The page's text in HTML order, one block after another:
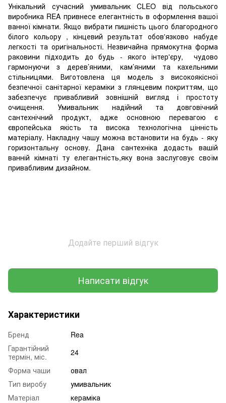
Унікальний сучасний умивальник CLEO від польського
виробника REA привнесе елегантність в оформлення вашої
ванної кімнати. Якщо вибрати пишність цього благородного
білого кольору , кінцевий результат обов'язково набуде
легкості та оригінальності. Незвичайна прямокутна форма
раковини підходить до будь - якого інтер'єру, чудово
гармонуючи з дерев’яними, кам’яними та кахельними
стільницями. Виготовлена ця модель з високоякісної
безпечної санітарної кераміки з глянцевим покриттям, що
забезпечує привабливий зовнішній вигляд і простоту
очищення. Умивальник надійний та довговічний
сантехнічний продукт, адже основною перевагою є
європейська якість та висока технологічна цінність
матеріалу. Накладну чашу можна встановити на будь - яку
горизонтальну основу. Дана сантехніка додасть вашій
ванній кімнаті ту елегантність,яку вона заслуговує своїм
привабливим дизайном.
Додайте перший відгук
Написати відгук
Характеристики
Бренд
Rea
Гарантійний
термін, міс.
24
Форма чаши
овал
Тип виробу
умивальник
Матеріал
кераміка